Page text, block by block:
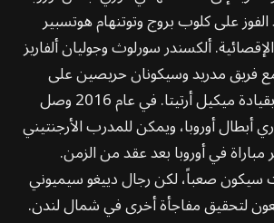
على كلوب بروج وتوتنهام هوتسبير
ألكسندر سورلوث وجوليان ألفاريز
فريق مدريد وسيكونان حريصين على
التفوق على أرسنال بقيادة ميكيل أرتيتا. في عام 2016 وصل
أبطال أوروبا، ويمكن للمدرب الأرجنتيني
مباراة في أوروبا بعد عقد من الزمن.
سيكون صعباً، لكن رجال دييغو سيميوني
لتحقيق مفاجأة أخرى في شمال لندن.